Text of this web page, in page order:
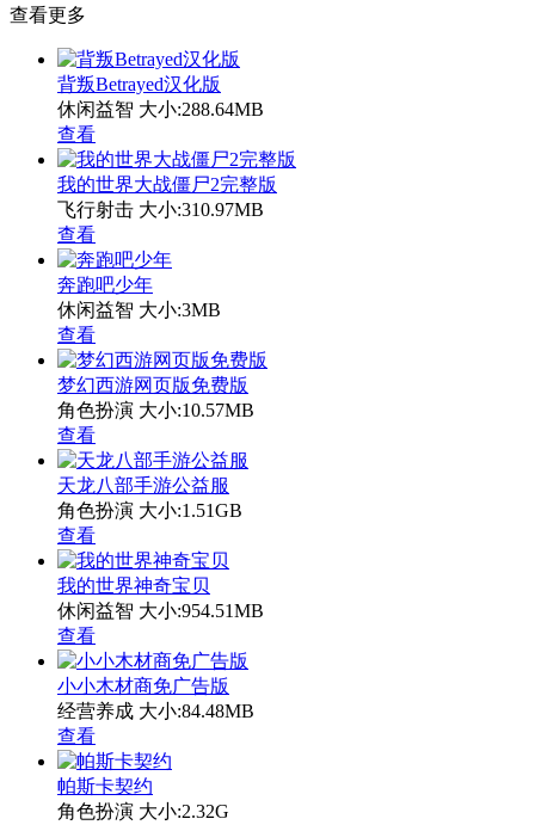
查看更多
背叛Betrayed汉化版
休闲益智 大小:288.64MB
查看
我的世界大战僵尸2完整版
飞行射击 大小:310.97MB
查看
奔跑吧少年
休闲益智 大小:3MB
查看
梦幻西游网页版免费版
角色扮演 大小:10.57MB
查看
天龙八部手游公益服
角色扮演 大小:1.51GB
查看
我的世界神奇宝贝
休闲益智 大小:954.51MB
查看
小小木材商免广告版
经营养成 大小:84.48MB
查看
帕斯卡契约
角色扮演 大小:2.32G